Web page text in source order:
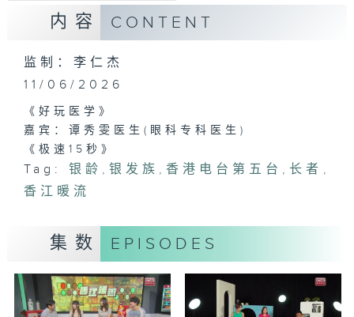
内容 CONTENT
监制：李仁杰
11/06/2026
《好玩医学》
嘉宾：谭秀雯医生(眼科专科医生)
《极速15秒》
Tag: 银龄 , 银发族 , 香港电台第五台 , 长者 ,
香江暖流
集数 EPISODES